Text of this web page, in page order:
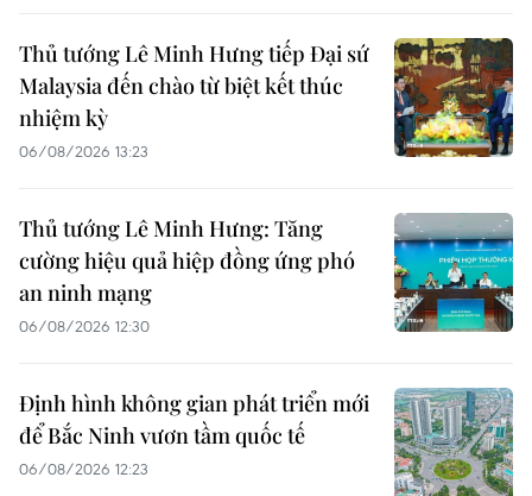
Thủ tướng Lê Minh Hưng tiếp Đại sứ
Malaysia đến chào từ biệt kết thúc
nhiệm kỳ
06/08/2026 13:23
Thủ tướng Lê Minh Hưng: Tăng
cường hiệu quả hiệp đồng ứng phó
an ninh mạng
06/08/2026 12:30
Định hình không gian phát triển mới
để Bắc Ninh vươn tầm quốc tế
06/08/2026 12:23